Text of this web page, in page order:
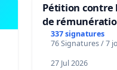
Pétition contre
de
panifiables de
sur la teneur
337 signatures
76 Signatures / 7
27 Jul 2026